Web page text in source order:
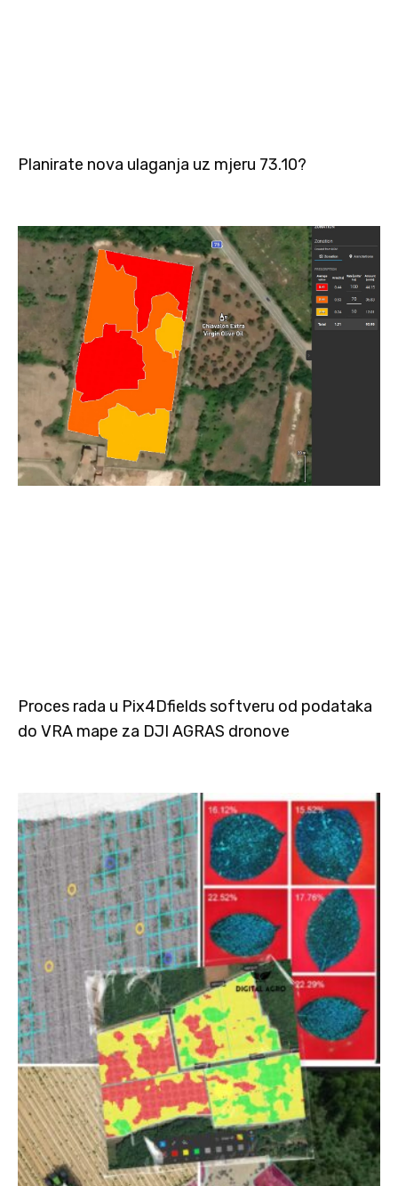
Planirate nova ulaganja uz mjeru 73.10?
Proces rada u Pix4Dfields softveru od podataka
do VRA mape za DJI AGRAS dronove